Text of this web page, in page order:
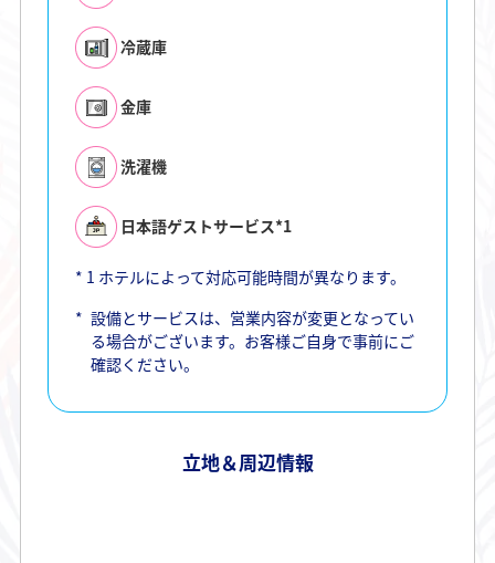
冷蔵庫
金庫
洗濯機
日本語ゲストサービス*1
* 1 ホテルによって対応可能時間が異なります。
* 設備とサービスは、営業内容が変更となってい
る場合がございます。お客様ご自身で事前にご
確認ください。
立地＆周辺情報